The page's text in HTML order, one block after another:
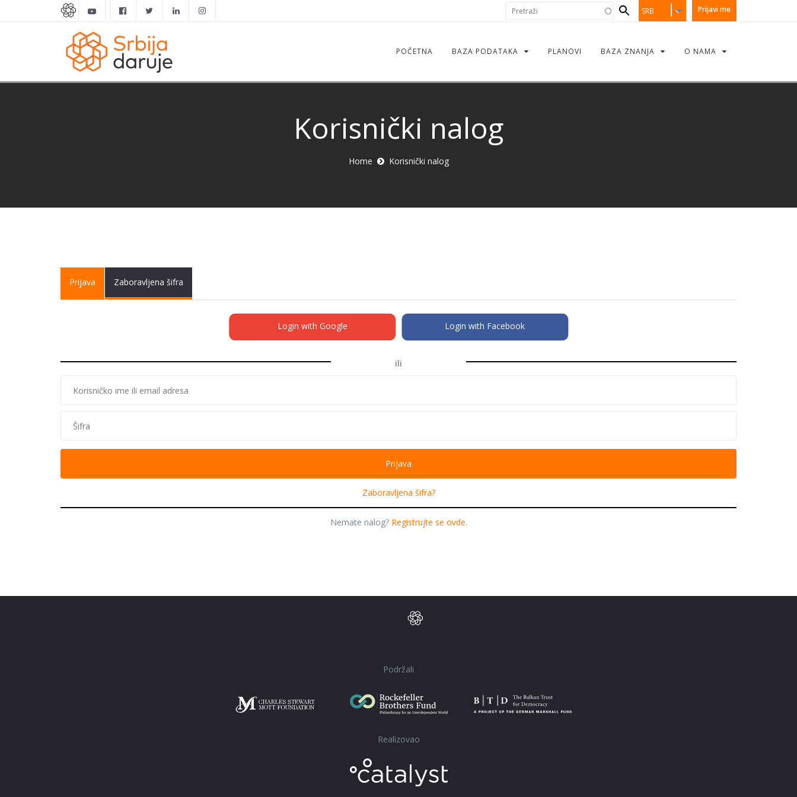
Prijavi me
SRB
Search
form
POČETNA BAZA PODATAKA PLANOVI BAZA ZNANJA O NAMA
Korisnički nalog
Home Korisnički nalog
Primary tabs
Prijava (activeZaboravljena šifra
Login with Google Login with Facebook
ili
Zaboravljena šifra?
Nemate nalog? Registrujte se ovde.
Podržali
Realizovao